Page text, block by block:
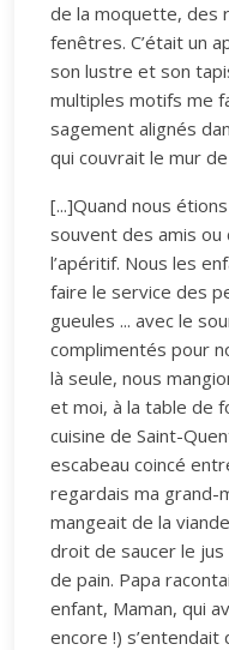
de la moquette, des
fenêtres. C’était un
son lustre et son
multiples motifs me
sagement alignés
qui couvrait le mur
[...]Quand nous
souvent des amis ou
l’apéritif. Nous les
faire le service des
gueules ... avec le
complimentés pour
là seule, nous
et moi, à la table de
cuisine de Saint-
escabeau coincé
regardais ma grand-
mangeait de la
droit de saucer le jus
de pain. Papa
enfant, Maman, qui
encore !) s’entendait